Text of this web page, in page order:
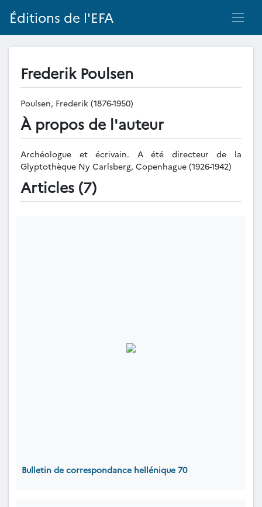
Éditions de l'EFA
Frederik Poulsen
Poulsen, Frederik (1876-1950)
À propos de l'auteur
Archéologue et écrivain. A été directeur de la
Glyptothèque Ny Carlsberg, Copenhague (1926-1942)
Articles (7)
Bulletin de correspondance hellénique 70